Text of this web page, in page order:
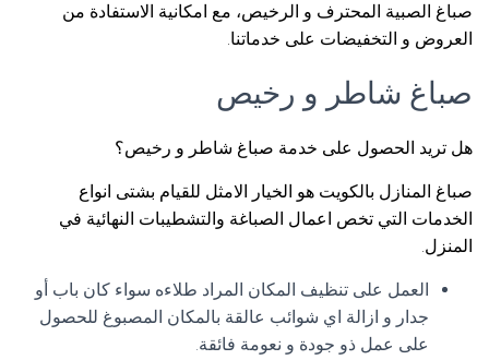
صباغ الصبية المحترف و الرخيص، مع امكانية الاستفادة من
العروض و التخفيضات على خدماتنا.
صباغ شاطر و رخيص
هل تريد الحصول على خدمة صباغ شاطر و رخيص؟
صباغ المنازل بالكويت هو الخيار الامثل للقيام بشتى انواع
الخدمات التي تخص اعمال الصباغة والتشطيبات النهائية في
المنزل.
العمل على تنظيف المكان المراد طلاءه سواء كان باب أو
جدار و ازالة اي شوائب عالقة بالمكان المصبوغ للحصول
على عمل ذو جودة و نعومة فائقة.